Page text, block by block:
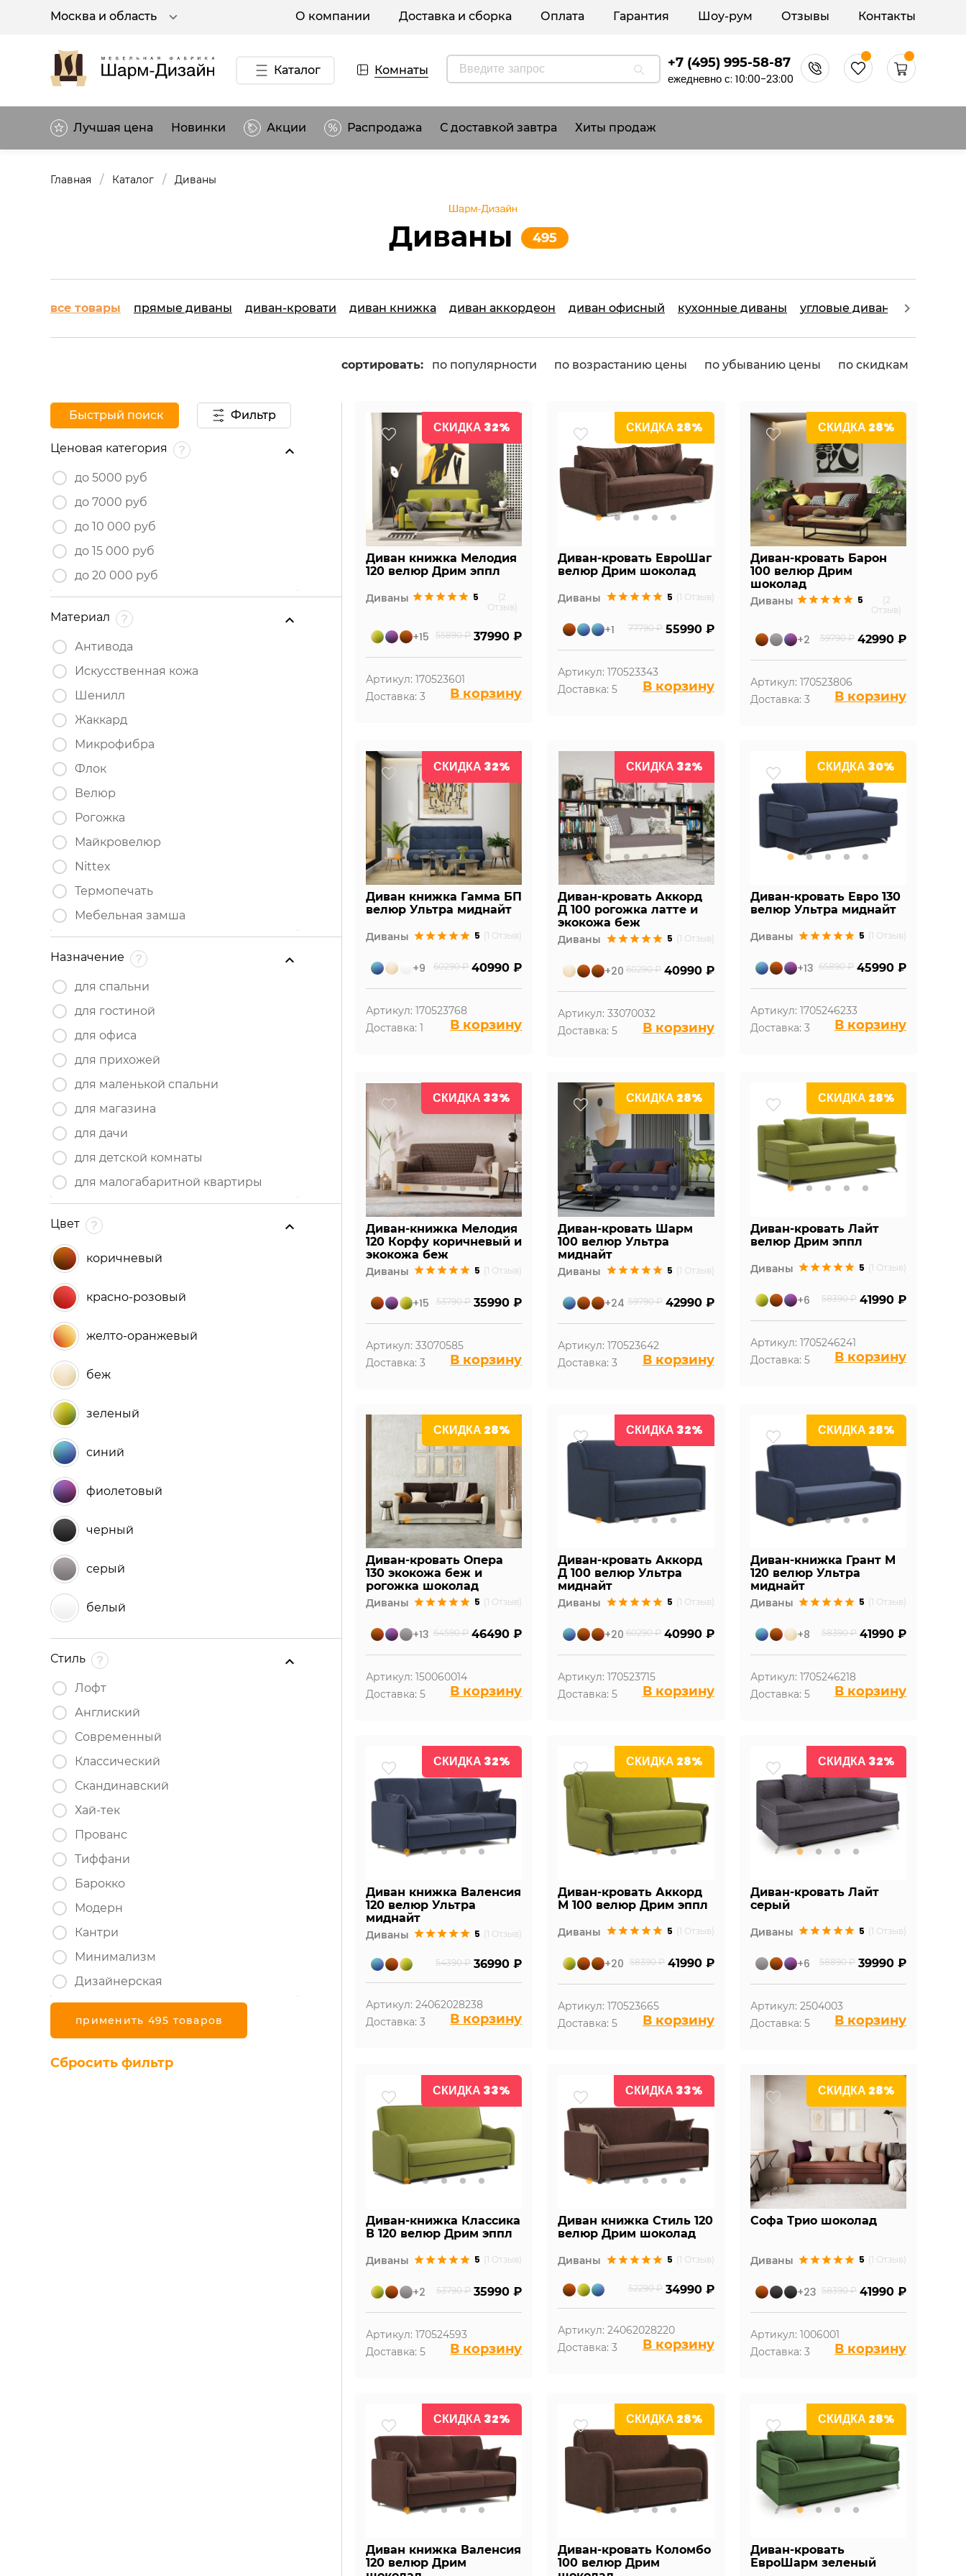
Москва и область О компании Доставка и сборка Оплата Гарантия Шоу-рум Отзывы Контакты
Каталог Комнаты +7 (495) 995-58-87
ежедневно с: 10:00-23:00
Лучшая цена Новинки Акции Распродажа С доставкой завтра Хиты продаж
Главная / Каталог / Диваны
Диваны 495
все товары прямые диваны диван-кровати диван книжка диван аккордеон диван офисный кухонные диваны угловые диваны
сортировать: по популярности по возрастанию цены по убыванию цены по скидкам
Быстрый поиск Фильтр
Ценовая категория
до 5000 руб
до 7000 руб
до 10 000 руб
до 15 000 руб
до 20 000 руб
Материал
Антивода
Искусственная кожа
Шенилл
Жаккард
Микрофибра
Флок
Велюр
Рогожка
Майкровелюр
Nittex
Термопечать
Мебельная замша
Назначение
для спальни
для гостиной
для офиса
для прихожей
для маленькой спальни
для магазина
для дачи
для детской комнаты
для малогабаритной квартиры
Цвет
коричневый
красно-розовый
желто-оранжевый
беж
зеленый
синий
фиолетовый
черный
серый
белый
Стиль
Лофт
Англиский
Современный
Классический
Скандинавский
Хай-тек
Прованс
Тиффани
Барокко
Модерн
Кантри
Минимализм
Дизайнерская
применить 495 товаров
Сбросить фильтр
СКИДКА 32%
Диван книжка Мелодия
120 велюр Дрим эппл
Диваны 5
(2
Отзыв)
+15 55890 ₽ 37990 ₽
Артикул: 170523601
Доставка: 3
В корзину
СКИДКА 28%
Диван-кровать ЕвроШаг
велюр Дрим шоколад
Диваны 5 (1 Отзыв)
+1 77790 ₽ 55990 ₽
Артикул: 170523343
Доставка: 5
В корзину
СКИДКА 28%
Диван-кровать Барон
100 велюр Дрим
шоколад
Диваны 5
(2
Отзыв)
+2 59790 ₽ 42990 ₽
Артикул: 170523806
Доставка: 3
В корзину
СКИДКА 32%
Диван книжка Гамма БП
велюр Ультра миднайт
Диваны 5 (1 Отзыв)
+9 60290 ₽ 40990 ₽
Артикул: 170523768
Доставка: 1
В корзину
СКИДКА 32%
Диван-кровать Аккорд
Д 100 рогожка латте и
экокожа беж
Диваны 5 (1 Отзыв)
+20 60290 ₽ 40990 ₽
Артикул: 33070032
Доставка: 5
В корзину
СКИДКА 30%
Диван-кровать Евро 130
велюр Ультра миднайт
Диваны 5 (1 Отзыв)
+13 65890 ₽ 45990 ₽
Артикул: 1705246233
Доставка: 3
В корзину
СКИДКА 33%
Диван-книжка Мелодия
120 Корфу коричневый и
экокожа беж
Диваны 5 (1 Отзыв)
+15 53790 ₽ 35990 ₽
Артикул: 33070585
Доставка: 3
В корзину
СКИДКА 28%
Диван-кровать Шарм
100 велюр Ультра
миднайт
Диваны 5 (1 Отзыв)
+24 59790 ₽ 42990 ₽
Артикул: 170523642
Доставка: 3
В корзину
СКИДКА 28%
Диван-кровать Лайт
велюр Дрим эппл
Диваны 5 (1 Отзыв)
+6 58390 ₽ 41990 ₽
Артикул: 1705246241
Доставка: 5
В корзину
СКИДКА 28%
Диван-кровать Опера
130 экокожа беж и
рогожка шоколад
Диваны 5 (1 Отзыв)
+13 64590 ₽ 46490 ₽
Артикул: 150060014
Доставка: 5
В корзину
СКИДКА 32%
Диван-кровать Аккорд
Д 100 велюр Ультра
миднайт
Диваны 5 (1 Отзыв)
+20 60290 ₽ 40990 ₽
Артикул: 170523715
Доставка: 5
В корзину
СКИДКА 28%
Диван-книжка Грант М
120 велюр Ультра
миднайт
Диваны 5 (1 Отзыв)
+8 58390 ₽ 41990 ₽
Артикул: 1705246218
Доставка: 5
В корзину
СКИДКА 32%
Диван книжка Валенсия
120 велюр Ультра
миднайт
Диваны 5 (1 Отзыв)
54390 ₽ 36990 ₽
Артикул: 24062028238
Доставка: 3
В корзину
СКИДКА 28%
Диван-кровать Аккорд
М 100 велюр Дрим эппл
Диваны 5 (1 Отзыв)
+20 58390 ₽ 41990 ₽
Артикул: 170523665
Доставка: 5
В корзину
СКИДКА 32%
Диван-кровать Лайт
серый
Диваны 5 (1 Отзыв)
+6 58890 ₽ 39990 ₽
Артикул: 2504003
Доставка: 5
В корзину
СКИДКА 33%
Диван-книжка Классика
В 120 велюр Дрим эппл
Диваны 5 (1 Отзыв)
+2 53790 ₽ 35990 ₽
Артикул: 170524593
Доставка: 5
В корзину
СКИДКА 33%
Диван книжка Стиль 120
велюр Дрим шоколад
Диваны 5 (1 Отзыв)
52290 ₽ 34990 ₽
Артикул: 24062028220
Доставка: 3
В корзину
СКИДКА 28%
Софа Трио шоколад
Диваны 5 (1 Отзыв)
+23 58390 ₽ 41990 ₽
Артикул: 1006001
Доставка: 3
В корзину
СКИДКА 32%
Диван книжка Валенсия
120 велюр Дрим
СКИДКА 28%
Диван-кровать Коломбо
100 велюр Дрим
СКИДКА 28%
Диван-кровать
ЕвроШарм зеленый